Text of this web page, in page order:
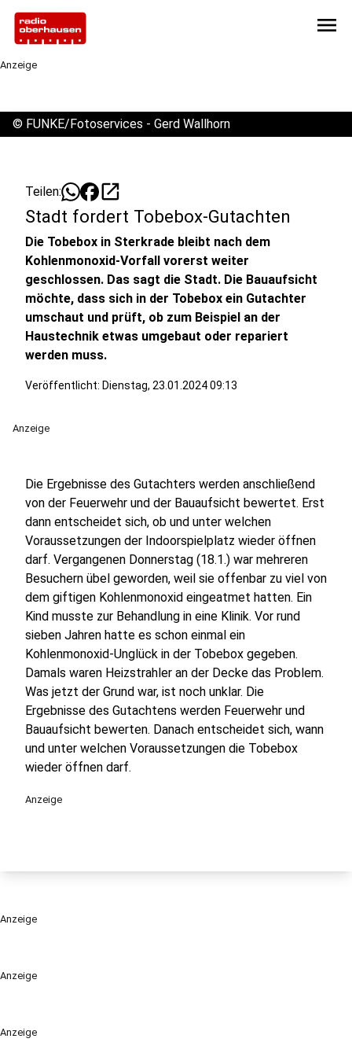
menu
Anzeige
Anzeige
Anzeige
© FUNKE/Fotoservices - Gerd Wallhorn
Teilen: open_in_new
Stadt fordert Tobebox-Gutachten
Die Tobebox in Sterkrade bleibt nach dem
Kohlenmonoxid-Vorfall vorerst weiter
geschlossen. Das sagt die Stadt. Die Bauaufsicht
möchte, dass sich in der Tobebox ein Gutachter
umschaut und prüft, ob zum Beispiel an der
Haustechnik etwas umgebaut oder repariert
werden muss.
Veröffentlicht: Dienstag, 23.01.2024 09:13
Anzeige
Die Ergebnisse des Gutachters werden anschließend
von der Feuerwehr und der Bauaufsicht bewertet. Erst
dann entscheidet sich, ob und unter welchen
Voraussetzungen der Indoorspielplatz wieder öffnen
darf. Vergangenen Donnerstag (18.1.) war mehreren
Besuchern übel geworden, weil sie offenbar zu viel von
dem giftigen Kohlenmonoxid eingeatmet hatten. Ein
Kind musste zur Behandlung in eine Klinik. Vor rund
sieben Jahren hatte es schon einmal ein
Kohlenmonoxid-Unglück in der Tobebox gegeben.
Damals waren Heizstrahler an der Decke das Problem.
Was jetzt der Grund war, ist noch unklar. Die
Ergebnisse des Gutachtens werden Feuerwehr und
Bauaufsicht bewerten. Danach entscheidet sich, wann
und unter welchen Voraussetzungen die Tobebox
wieder öffnen darf.
Anzeige
Anzeige